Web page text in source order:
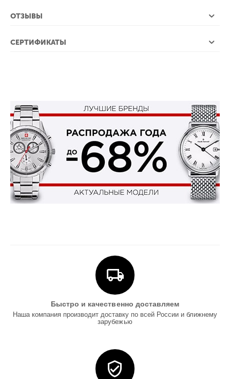
ОТЗЫВЫ
СЕРТИФИКАТЫ
Быстро и качественно доставляем
Наша компания производит доставку по всей России и ближнему
зарубежью